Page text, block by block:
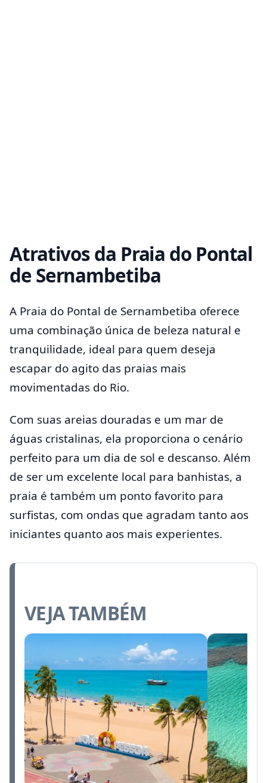
Atrativos da Praia do Pontal
de Sernambetiba
A Praia do Pontal de Sernambetiba oferece
uma combinação única de beleza natural e
tranquilidade, ideal para quem deseja
escapar do agito das praias mais
movimentadas do Rio.
Com suas areias douradas e um mar de
águas cristalinas, ela proporciona o cenário
perfeito para um dia de sol e descanso. Além
de ser um excelente local para banhistas, a
praia é também um ponto favorito para
surfistas, com ondas que agradam tanto aos
iniciantes quanto aos mais experientes.
VEJA TAMBÉM